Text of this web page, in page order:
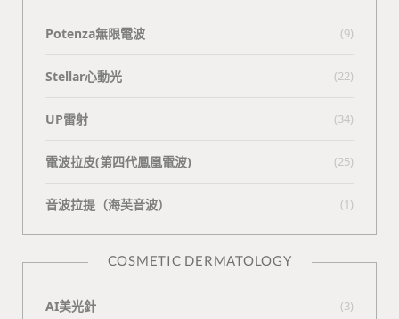
Potenza無限電波 (9)
Stellar心動光 (22)
UP雷射 (34)
電波拉皮(第四代鳳凰電波) (25)
⾳波拉提（海芙⾳波） (1)
COSMETIC DERMATOLOGY
AI美光針 (3)